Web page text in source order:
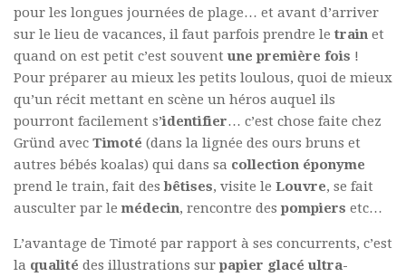
pour les longues journées de plage… et avant d’arriver
sur le lieu de vacances, il faut parfois prendre le train et
quand on est petit c’est souvent une première fois !
Pour préparer au mieux les petits loulous, quoi de mieux
qu’un récit mettant en scène un héros auquel ils
pourront facilement s’identifier… c’est chose faite chez
Gründ avec Timoté (dans la lignée des ours bruns et
autres bébés koalas) qui dans sa collection éponyme
prend le train, fait desbêtises, visite le Louvre, se fait
ausculter par le médecin, rencontre des pompiers etc…
L’avantage de Timoté par rapport à ses concurrents, c’est
la qualité des illustrations sur papier glacé ultra-